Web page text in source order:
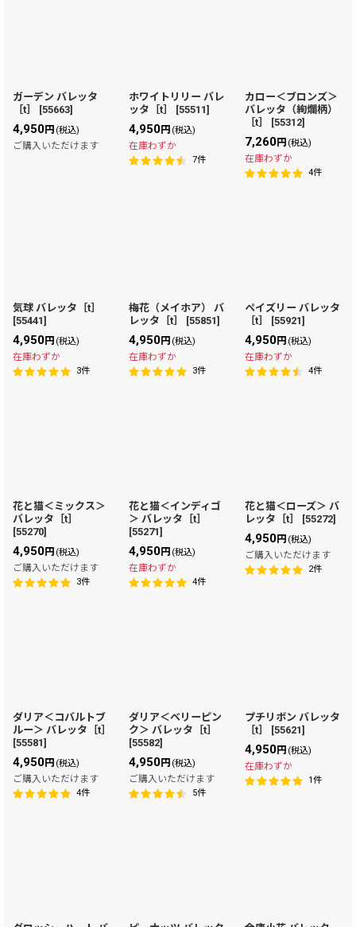
ガーデン バレッタ
［t］
[55663]
4,950円 (税込)
ご購入いただけます
ホワイトリリー バレ
ッタ［t］
[55511]
4,950円 (税込)
在庫わずか
7件
カロー＜ブロンズ＞
バレッタ（絢爛柄）
［t］
[55312]
7,260円 (税込)
在庫わずか
4件
気球 バレッタ［t］
[55441]
4,950円 (税込)
在庫わずか
3件
梅花（メイホア） バ
レッタ［t］
[55851]
4,950円 (税込)
在庫わずか
3件
ペイズリー バレッタ
［t］
[55921]
4,950円 (税込)
在庫わずか
4件
花と猫＜ミックス＞
バレッタ［t］
[55270]
4,950円 (税込)
ご購入いただけます
3件
花と猫＜インディゴ
＞ バレッタ［t］
[55271]
4,950円 (税込)
在庫わずか
4件
花と猫＜ローズ＞ バ
レッタ［t］
[55272]
4,950円 (税込)
ご購入いただけます
2件
ダリア＜コバルトブ
ルー＞ バレッタ［t］
[55581]
4,950円 (税込)
ご購入いただけます
4件
ダリア＜ベリーピン
ク＞ バレッタ［t］
[55582]
4,950円 (税込)
ご購入いただけます
5件
プチリボン バレッタ
［t］
[55621]
4,950円 (税込)
在庫わずか
1件